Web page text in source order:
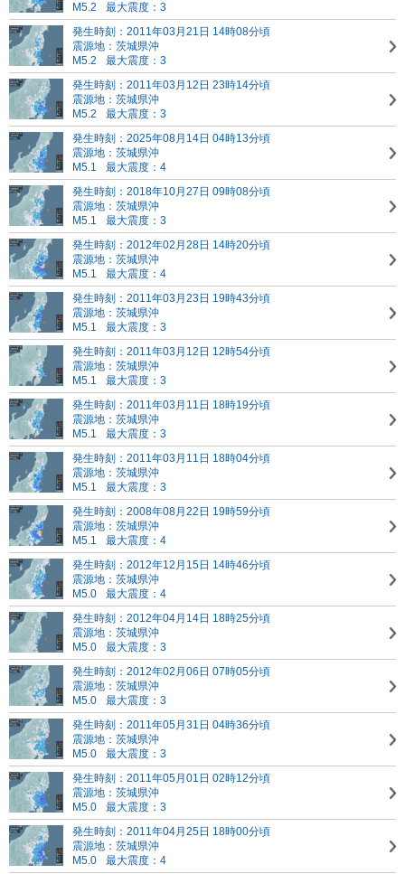
M5.2
最大震度：3
発生時刻：2011年03月21日 14時08分頃
震源地：茨城県沖
M5.2
最大震度：3
発生時刻：2011年03月12日 23時14分頃
震源地：茨城県沖
M5.2
最大震度：3
発生時刻：2025年08月14日 04時13分頃
震源地：茨城県沖
M5.1
最大震度：4
発生時刻：2018年10月27日 09時08分頃
震源地：茨城県沖
M5.1
最大震度：3
発生時刻：2012年02月28日 14時20分頃
震源地：茨城県沖
M5.1
最大震度：4
発生時刻：2011年03月23日 19時43分頃
震源地：茨城県沖
M5.1
最大震度：3
発生時刻：2011年03月12日 12時54分頃
震源地：茨城県沖
M5.1
最大震度：3
発生時刻：2011年03月11日 18時19分頃
震源地：茨城県沖
M5.1
最大震度：3
発生時刻：2011年03月11日 18時04分頃
震源地：茨城県沖
M5.1
最大震度：3
発生時刻：2008年08月22日 19時59分頃
震源地：茨城県沖
M5.1
最大震度：4
発生時刻：2012年12月15日 14時46分頃
震源地：茨城県沖
M5.0
最大震度：4
発生時刻：2012年04月14日 18時25分頃
震源地：茨城県沖
M5.0
最大震度：3
発生時刻：2012年02月06日 07時05分頃
震源地：茨城県沖
M5.0
最大震度：3
発生時刻：2011年05月31日 04時36分頃
震源地：茨城県沖
M5.0
最大震度：3
発生時刻：2011年05月01日 02時12分頃
震源地：茨城県沖
M5.0
最大震度：3
発生時刻：2011年04月25日 18時00分頃
震源地：茨城県沖
M5.0
最大震度：4